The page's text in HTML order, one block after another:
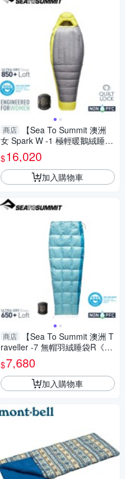
商店
【Sea To Summit 澳洲
女 Spark W -1 極輕暖鵝絨睡袋
R《淺灰黃》】SL041071/保暖
睡袋/露營/登山
$16,020
加入購物車
商店
【Sea To Summit 澳洲 T
raveller -7 無帽羽絨睡袋R《洋
藍》】SL041062/保暖睡袋/露
營/登山
$7,680
加入購物車